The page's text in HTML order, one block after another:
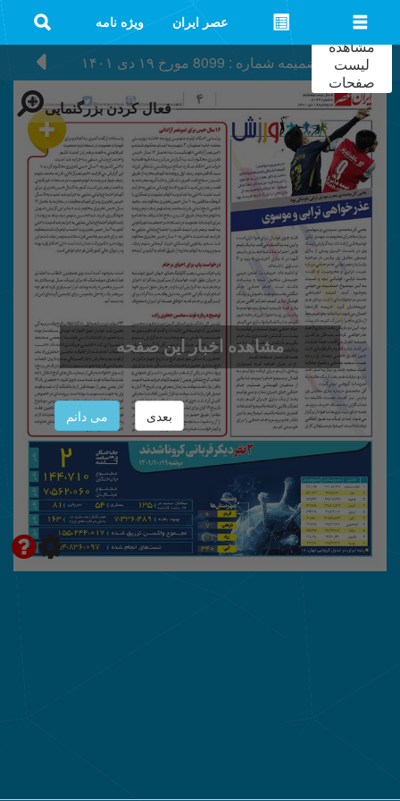
عصر ایران ویژه نامه
ضمیمه شماره : 8099 مورخ ۱۹ دی ۱۴۰۱
فعال کردن بزرگنمایی
مشاهده اخبار این صفحه
مشاهده
لیست
صفحات
بعدی می دانم